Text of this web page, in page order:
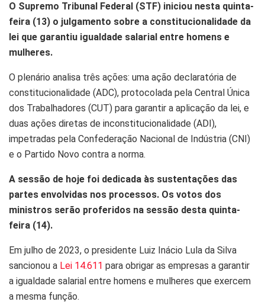
at
s
A
p
p
ce
b
o
k
py
Li
k
ar
e
O Supremo Tribunal Federal (STF) iniciou nesta quinta-
feira (13) o julgamento sobre a constitucionalidade da
lei que garantiu igualdade salarial entre homens e
mulheres.
O plenário analisa três ações: uma ação declaratória de
constitucionalidade (ADC), protocolada pela Central Única
dos Trabalhadores (CUT) para garantir a aplicação da lei, e
duas ações diretas de inconstitucionalidade (ADI),
impetradas pela Confederação Nacional de Indústria (CNI)
e o Partido Novo contra a norma.
A sessão de hoje foi dedicada às sustentações das
partes envolvidas nos processos. Os votos dos
ministros serão proferidos na sessão desta quinta-
feira (14).
Em julho de 2023, o presidente Luiz Inácio Lula da Silva
sancionou a Lei 14.611 para obrigar as empresas a garantir
a igualdade salarial entre homens e mulheres que exercem
a mesma função.